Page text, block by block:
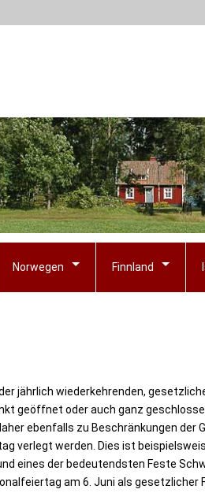
Norwegen Finnland
jährlich wiederkehrenden,
geöffnet oder auch ganz
ebenfalls zu Beschränkungen
verlegt werden. Dies ist
eines der bedeutendsten Feste
am 6. Juni als gesetzlicher